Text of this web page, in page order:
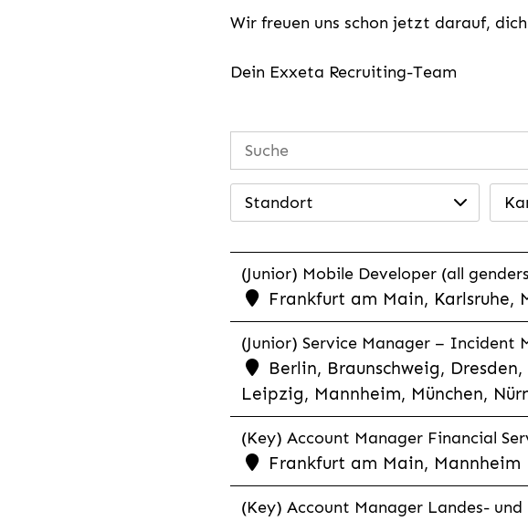
Wir freuen uns schon jetzt darauf,
Dein Exxeta Recruiting-Team
Standort
(Junior) Mobile Developer (all
Frankfurt am Main, Karlsruhe,
(Junior) Service Manager – Incident
Berlin, Braunschweig,
Leipzig, Mannheim, München,
(Key) Account Manager Financial
Frankfurt am Main, Mannheim
(Key) Account Manager Landes-